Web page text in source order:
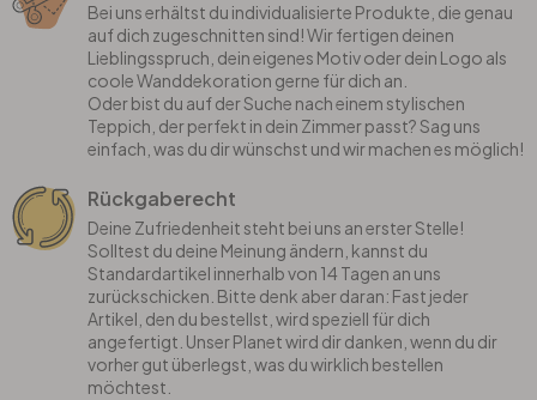
Bei uns erhältst du individualisierte Produkte, die genau
auf dich zugeschnitten sind! Wir fertigen deinen
Lieblingsspruch, dein eigenes Motiv oder dein Logo als
coole Wanddekoration gerne für dich an.
Oder bist du auf der Suche nach einem stylischen
Teppich, der perfekt in dein Zimmer passt? Sag uns
einfach, was du dir wünschst und wir machen es möglich!
Rückgaberecht
Deine Zufriedenheit steht bei uns an erster Stelle!
Solltest du deine Meinung ändern, kannst du
Standardartikel innerhalb von 14 Tagen an uns
zurückschicken. Bitte denk aber daran: Fast jeder
Artikel, den du bestellst, wird speziell für dich
angefertigt. Unser Planet wird dir danken, wenn du dir
vorher gut überlegst, was du wirklich bestellen
möchtest.